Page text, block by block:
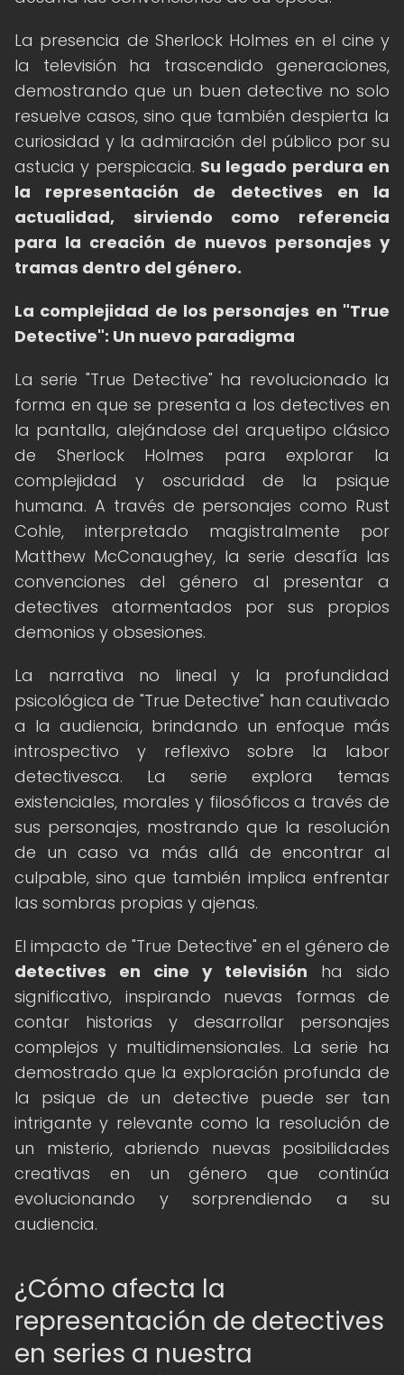
La presencia de Sherlock Holmes en el cine y
la televisión ha trascendido generaciones,
demostrando que un buen detective no solo
resuelve casos, sino que también despierta la
curiosidad y la admiración del público por su
astucia y perspicacia. Su legado perdura en
la representación de detectives en la
actualidad, sirviendo como referencia
para la creación de nuevos personajes y
tramas dentro del género.
La complejidad de los personajes en "True
Detective": Un nuevo paradigma
La serie "True Detective" ha revolucionado la
forma en que se presenta a los detectives en
la pantalla, alejándose del arquetipo clásico
de Sherlock Holmes para explorar la
complejidad y oscuridad de la psique
humana. A través de personajes como Rust
Cohle, interpretado magistralmente por
Matthew McConaughey, la serie desafía las
convenciones del género al presentar a
detectives atormentados por sus propios
demonios y obsesiones.
La narrativa no lineal y la profundidad
psicológica de "True Detective" han cautivado
a la audiencia, brindando un enfoque más
introspectivo y reflexivo sobre la labor
detectivesca. La serie explora temas
existenciales, morales y filosóficos a través de
sus personajes, mostrando que la resolución
de un caso va más allá de encontrar al
culpable, sino que también implica enfrentar
las sombras propias y ajenas.
El impacto de "True Detective" en el género de
detectives en cine y televisión ha sido
significativo, inspirando nuevas formas de
contar historias y desarrollar personajes
complejos y multidimensionales. La serie ha
demostrado que la exploración profunda de
la psique de un detective puede ser tan
intrigante y relevante como la resolución de
un misterio, abriendo nuevas posibilidades
creativas en un género que continúa
evolucionando y sorprendiendo a su
audiencia.
¿Cómo afecta la
representación de detectives
en series a nuestra